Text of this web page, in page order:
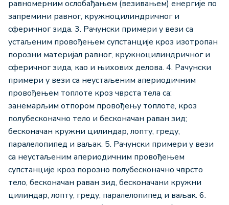
равномерним ослобађањем (везивањем) енергије по
запремини равног, кружноцилиндричног и
сферичног зида. 3. Рачунски примери у вези са
устаљеним провођењем супстанције кроз изотропан
порозни материјал равног, кружноцилиндричног и
сферичног зида, као и њихових делова. 4. Рачунски
примери у вези са неустаљеним апериодичним
провођењем топлоте кроз чврста тела са:
занемарљим отпором провођењу топлоте, кроз
полубесконачно тело и бесконачан раван зид;
бесконачан кружни цилиндар, лопту, греду,
паралелопипед и ваљак. 5. Рачунски примери у вези
са неустаљеним апериодичним провођењем
супстанције кроз порозно полубесконачно чврсто
тело, бесконачан раван зид, бесконачани кружни
цилиндар, лопту, греду, паралелопипед и ваљак. 6.